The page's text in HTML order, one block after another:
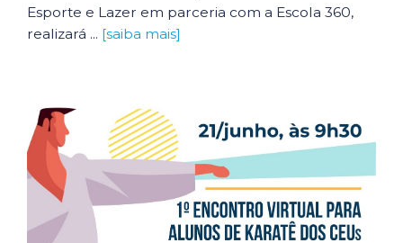
Esporte e Lazer em parceria com a Escola 360,
realizará ... [saiba mais]